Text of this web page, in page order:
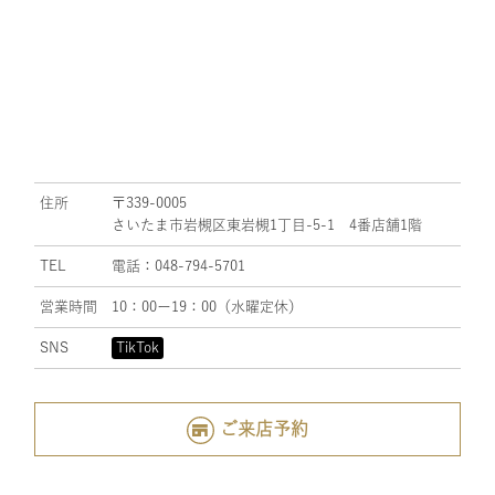
住所
〒339-0005
さいたま市岩槻区東岩槻1丁目-5-1 4番店舗1階
TEL 電話：048-794-5701
営業時間 10：00ー19：00（水曜定休）
SNS TikTok
ご来店予約